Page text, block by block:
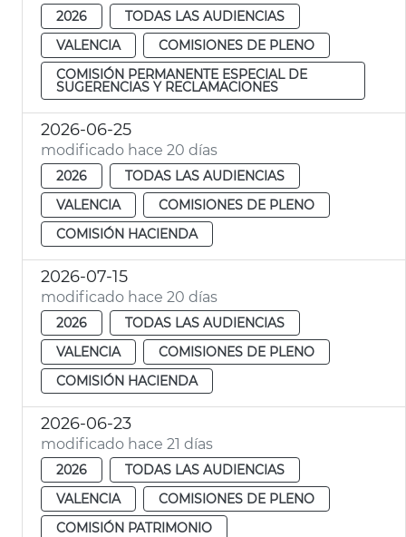
2026
TODAS LAS AUDIENCIAS
VALENCIA
COMISIONES DE PLENO
COMISIÓN PERMANENTE ESPECIAL DE
SUGERENCIAS Y RECLAMACIONES
2026-06-25
modificado hace 20 días
2026
TODAS LAS AUDIENCIAS
VALENCIA
COMISIONES DE PLENO
COMISIÓN HACIENDA
2026-07-15
modificado hace 20 días
2026
TODAS LAS AUDIENCIAS
VALENCIA
COMISIONES DE PLENO
COMISIÓN HACIENDA
2026-06-23
modificado hace 21 días
2026
TODAS LAS AUDIENCIAS
VALENCIA
COMISIONES DE PLENO
COMISIÓN PATRIMONIO